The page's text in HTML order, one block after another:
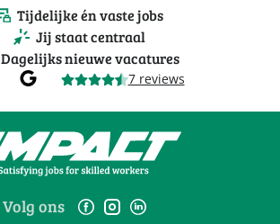
Tijdelijke én vaste jobs
Jij staat centraal
Dagelijks nieuwe vacatures
7 reviews
Volg ons